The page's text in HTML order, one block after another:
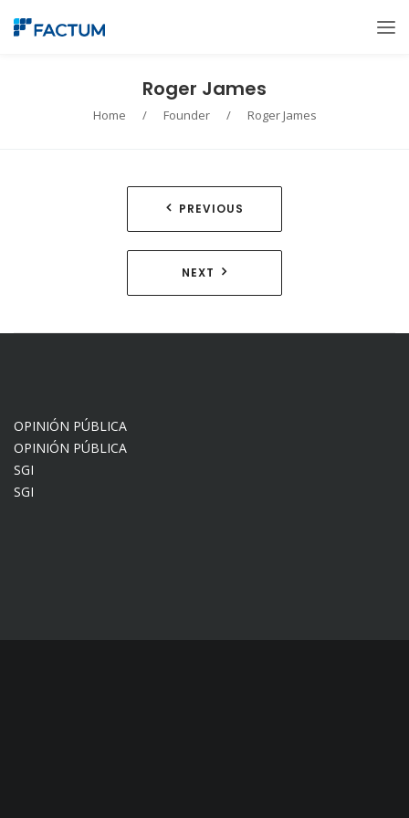
Roger James
Home / Founder / Roger James
Navegación
entradas
PREVIOUS
NEXT
OPINIÓN PÚBLICA
OPINIÓN PÚBLICA
SGI
SGI